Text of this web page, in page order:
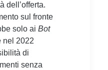
dell’offerta.
sul fronte
solo ai Bot
nel 2022
di
senza